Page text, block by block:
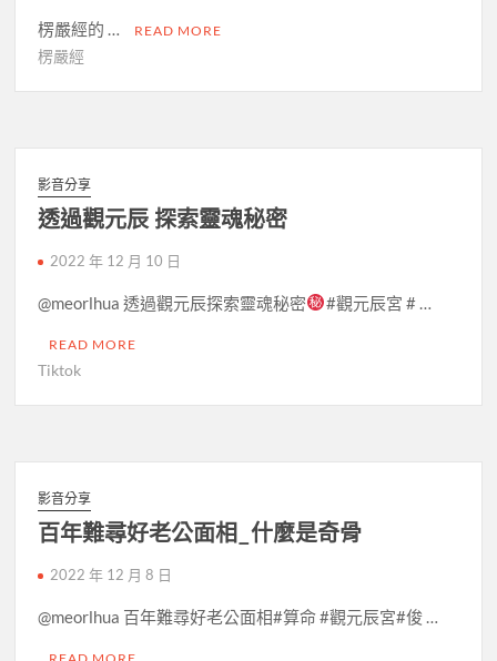
楞嚴經的 …
READ MORE
楞嚴經
影音分享
透過觀元辰 探索靈魂秘密
2022 年 12 月 10 日
@meorlhua 透過觀元辰探索靈魂秘密 #觀元辰宮 # …
READ MORE
Tiktok
影音分享
百年難尋好老公面相_什麼是奇骨
2022 年 12 月 8 日
@meorlhua 百年難尋好老公面相#算命 #觀元辰宮#俊 …